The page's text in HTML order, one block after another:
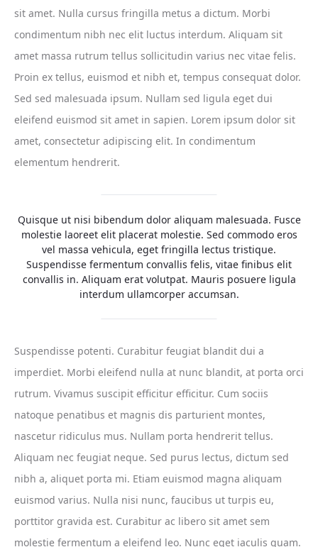
sit amet. Nulla cursus fringilla metus a dictum. Morbi
condimentum nibh nec elit luctus interdum. Aliquam sit
amet massa rutrum tellus sollicitudin varius nec vitae felis.
Proin ex tellus, euismod et nibh et, tempus consequat dolor.
Sed sed malesuada ipsum. Nullam sed ligula eget dui
eleifend euismod sit amet in sapien. Lorem ipsum dolor sit
amet, consectetur adipiscing elit. In condimentum
elementum hendrerit.
Quisque ut nisi bibendum dolor aliquam malesuada. Fusce
molestie laoreet elit placerat molestie. Sed commodo eros
vel massa vehicula, eget fringilla lectus tristique.
Suspendisse fermentum convallis felis, vitae finibus elit
convallis in. Aliquam erat volutpat. Mauris posuere ligula
interdum ullamcorper accumsan.
Suspendisse potenti. Curabitur feugiat blandit dui a
imperdiet. Morbi eleifend nulla at nunc blandit, at porta orci
rutrum. Vivamus suscipit efficitur efficitur. Cum sociis
natoque penatibus et magnis dis parturient montes,
nascetur ridiculus mus. Nullam porta hendrerit tellus.
Aliquam nec feugiat neque. Sed purus lectus, dictum sed
nibh a, aliquet porta mi. Etiam euismod magna aliquam
euismod varius. Nulla nisi nunc, faucibus ut turpis eu,
porttitor gravida est. Curabitur ac libero sit amet sem
molestie fermentum a eleifend leo. Nunc eget iaculis quam.